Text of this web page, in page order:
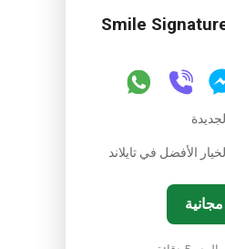
Smile
الأفضل في تايلاند